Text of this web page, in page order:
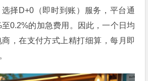
择D+0（即时到账）服务，平台通
0.2%的加急费用。因此，一个日均
，在支付方式上精打细算，每月即